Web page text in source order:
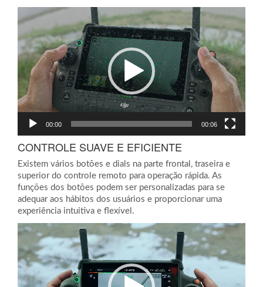
Tocador
de
vídeo
00:00 00:06
CONTROLE SUAVE E EFICIENTE
Existem vários botões e dials na parte frontal, traseira e
superior do controle remoto para operação rápida. As
funções dos botões podem ser personalizadas para se
adequar aos hábitos dos usuários e proporcionar uma
experiência intuitiva e flexível.
Tocador
vídeo